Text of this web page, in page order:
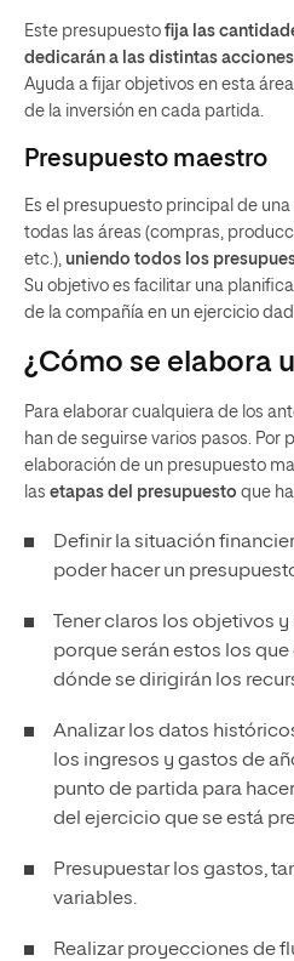
Este presupuesto fija las
dedicarán a las distintas acciones
Ayuda a fijar objetivos en esta
de la inversión en cada partida.
Presupuesto maestro
Es el presupuesto principal de
todas las áreas (compras,
etc.), uniendo todos los
Su objetivo es facilitar una
de la compañía en un ejercicio
¿Cómo se elabora
Para elaborar cualquiera de los
han de seguirse varios pasos. Por
elaboración de un presupuesto
las etapas del presupuesto que
Definir la situación
poder hacer un
Tener claros los objetivos
porque serán estos los
dónde se dirigirán los
Analizar los datos
los ingresos y gastos de
punto de partida para
del ejercicio que se está
Presupuestar los gastos,
variables.
Realizar proyecciones de